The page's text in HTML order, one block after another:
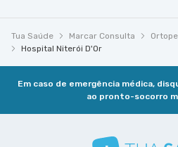
Tua Saúde Marcar Consulta
Hospital Niterói D'Or
Em caso de emergência médica,
ao pronto-socorro